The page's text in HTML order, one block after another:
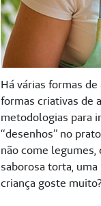
Há várias formas
formas criativas de
metodologias para
“desenhos” no
não come
saborosa torta,
criança goste